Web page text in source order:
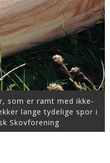
som er ramt med ikke-
lange tydelige spor i
Skovforening